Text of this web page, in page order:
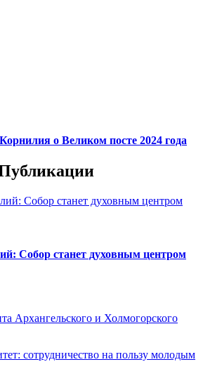
о Великом посте 2024 года
Собор станет духовным центром
Архангельского и Холмогорского